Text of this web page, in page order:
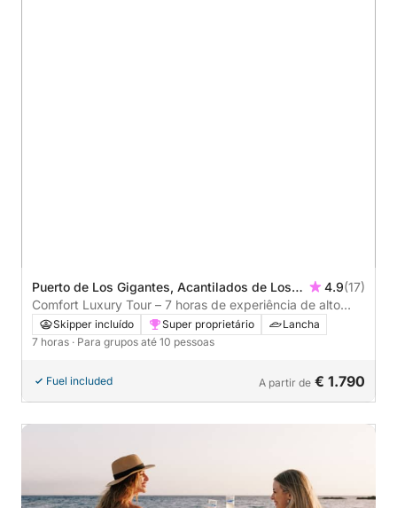
Puerto de Los Gigantes, Acantilados de Los
Gigantes, Spain
4.9(17)
Comfort Luxury Tour – 7 horas de experiência de alto
nível no mar
Skipper incluído Super proprietário
Lancha
7 horas · Para grupos até 10 pessoas
Fuel included A partir de € 1.790